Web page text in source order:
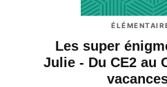
Les super
Julie - Du CE2 au